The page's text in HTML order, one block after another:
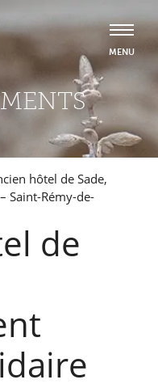
hôtel de Sade,
Saint-Rémy-de-
de